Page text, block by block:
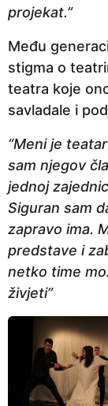
projekat.”
Među
stigma o
teatra koje
savladale i
“Meni je
sam njegov
jednoj
Siguran sam
zapravo ima.
predstave i
netko time
živjeti”